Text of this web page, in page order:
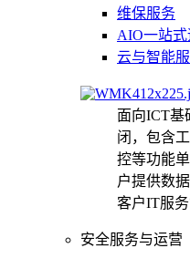
维保服务
AIO一站
云与智能
面向ICT基
闭，包含
控等功能
户提供数
客户IT服务
安全服务与运营